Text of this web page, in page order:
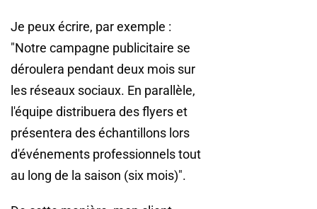
Je peux écrire, par exemple :
"Notre campagne publicitaire se
déroulera pendant deux mois sur
les réseaux sociaux. En parallèle,
l'équipe distribuera des flyers et
présentera des échantillons lors
d'événements professionnels tout
au long de la saison (six mois)".